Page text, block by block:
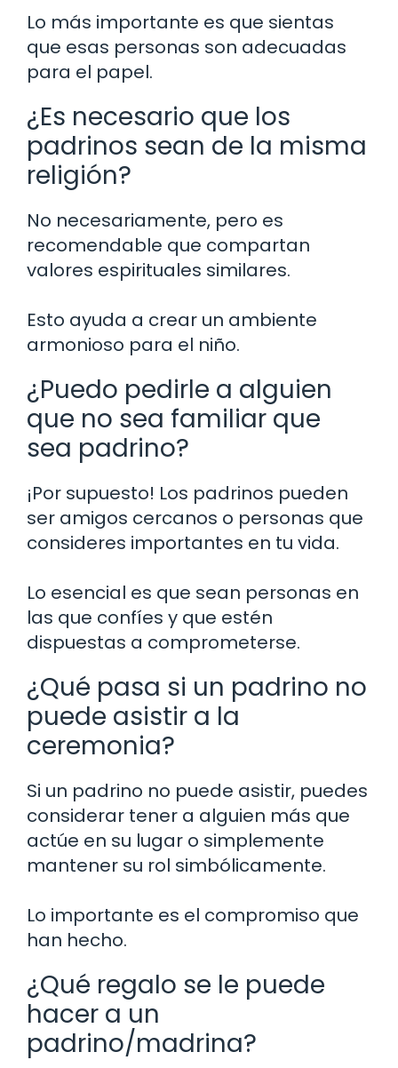
Lo más importante es que sientas
que esas personas son adecuadas
para el papel.
¿Es necesario que los
padrinos sean de la misma
religión?
No necesariamente, pero es
recomendable que compartan
valores espirituales similares.
Esto ayuda a crear un ambiente
armonioso para el niño.
¿Puedo pedirle a alguien
que no sea familiar que
sea padrino?
¡Por supuesto! Los padrinos pueden
ser amigos cercanos o personas que
consideres importantes en tu vida.
Lo esencial es que sean personas en
las que confíes y que estén
dispuestas a comprometerse.
¿Qué pasa si un padrino no
puede asistir a la
ceremonia?
Si un padrino no puede asistir, puedes
considerar tener a alguien más que
actúe en su lugar o simplemente
mantener su rol simbólicamente.
Lo importante es el compromiso que
han hecho.
¿Qué regalo se le puede
hacer a un
padrino/madrina?